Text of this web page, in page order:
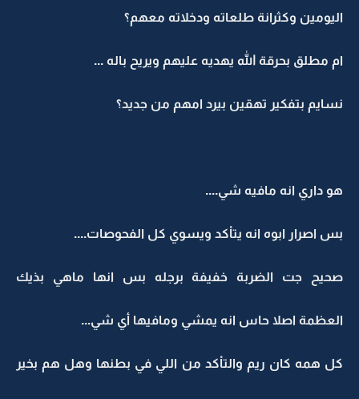
اليومين وكثرانة طلعاته ودخلاته معهم؟
ام مطلق بحرقة الله يهديه عليهم ويريح باله ...
نسايم بتفكير تهقين بيرد امهم من جديد؟
هو داري انه مافيه شي....
بس اصرار ابوه انه يتاْكد ويسوي كل الفحوصات....
صحيح جت الضربة خفيفة برجله بس انها ماهي بذيك
العظمة اصلا حاس انه يمشي ومافيها أي شي...
كل همه كان ريم والتاْكد من اللي في بطنها وهل هم بخير